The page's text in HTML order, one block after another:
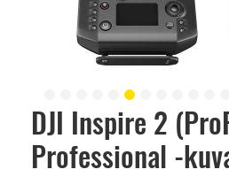
DJI Inspire 2
Professional -
Skip
beginning